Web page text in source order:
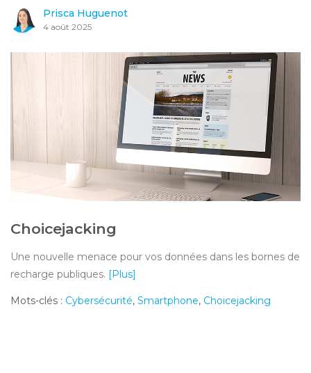
Prisca Huguenot
4 août 2025
Choicejacking
Une nouvelle menace pour vos données dans les bornes de
recharge publiques. [Plus]
Mots-clés : Cybersécurité, Smartphone, Choicejacking